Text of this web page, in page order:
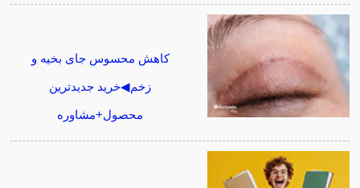
کاهش محسوس جای بخیه و
زخم◀خرید جدیدترین
محصول+مشاوره